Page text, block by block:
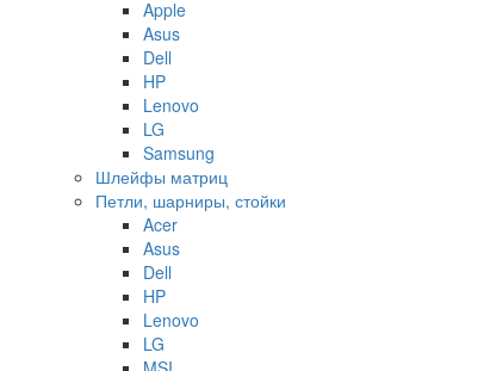
Apple
Asus
Dell
HP
Lenovo
LG
Samsung
Шлейфы матриц
Петли, шарниры, стойки
Acer
Asus
Dell
HP
Lenovo
LG